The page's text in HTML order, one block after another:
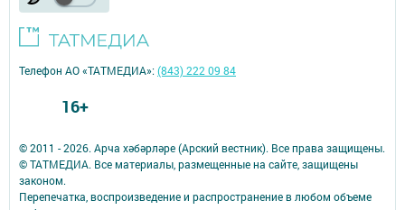
© 2011 - 2026. Арча хәбәрләре (Арский вестник). Все права защищены.
© ТАТМЕДИА. Все материалы, размещенные на сайте, защищены
законом.
Перепечатка, воспроизведение и распространение в любом объеме
Телефон АО «ТАТМЕДИА»:(843) 222 09 84
16+